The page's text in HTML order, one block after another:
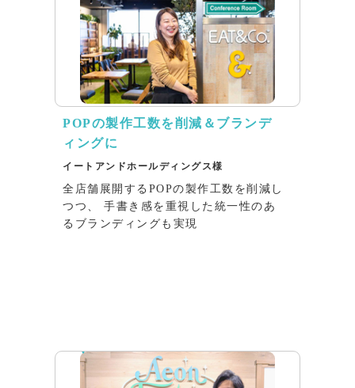
POPの製作工数を削減＆ブランデ
ィングに
イートアンドホールディングス様
全店舗展開するPOPの製作工数を削減し
つつ、 手書き感を重視した統一性のあ
るブランディングも実現